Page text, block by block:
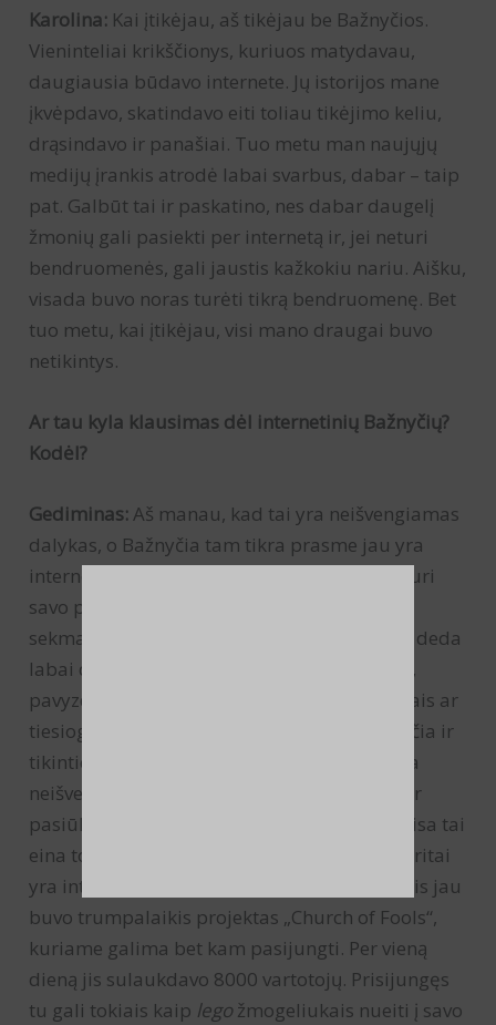
Karolina: Kai įtikėjau, aš tikėjau be Bažnyčios.
Vieninteliai krikščionys, kuriuos matydavau,
daugiausia būdavo internete. Jų istorijos mane
įkvėpdavo, skatindavo eiti toliau tikėjimo keliu,
drąsindavo ir panašiai. Tuo metu man naujųjų
medijų įrankis atrodė labai svarbus, dabar – taip
pat. Galbūt tai ir paskatino, nes dabar daugelį
žmonių gali pasiekti per internetą ir, jei neturi
bendruomenės, gali jaustis kažkokiu nariu. Aišku,
visada buvo noras turėti tikrą bendruomenę. Bet
tuo metu, kai įtikėjau, visi mano draugai buvo
netikintys.
Ar tau kyla klausimas dėl internetinių Bažnyčių?
Kodėl?
Gediminas:Aš manau, kad tai yra neišvengiamas
dalykas, o Bažnyčia tam tikra prasme jau yra
internetinė. Netgi fizinės bažnyčios, kurios turi
savo pastatus ar nuomojasi, renkasi
sekmadieniais, turi Biblijos studijas, įvairiai deda
labai daug informacijos jau turbūt 15 metų,
pavyzdžiui, informaciją transliuoja
‘ais ar
tiesiogiai. Anksčiau visa tai darydavo Bažnyčia ir
tikintieji per radiją, knygas, žurnalus. Tai yra
neišvengiamas dalykas – yra paklausa, yra ir
pasiūla. Ir tai labai svarbu, klausimas, kur visa tai
eina toliau. Aš pradėjau ieškoti, kokios apskritai
yra internetinės bažnyčios. Netgi 2004 metais jau
buvo trumpalaikis projektas „Church of Fools“,
kuriame galima bet kam pasijungti. Per vieną
dieną jis sulaukdavo 8000 vartotojų. Prisijungęs
tu gali tokiais kaip lego žmogeliukais nueiti į savo